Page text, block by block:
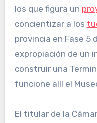
los que figura un
concientizar a los
provincia en Fase 5
expropiación de un
construir una
funcione allí el
El titular de la